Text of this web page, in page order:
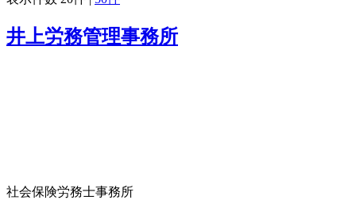
井上労務管理事務所
社会保険労務士事務所